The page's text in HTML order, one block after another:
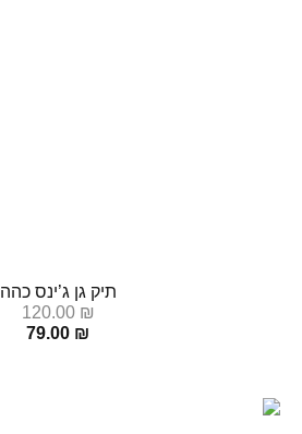
תיק גן ג’ינס כהה
120.00 ₪
79.00 ₪